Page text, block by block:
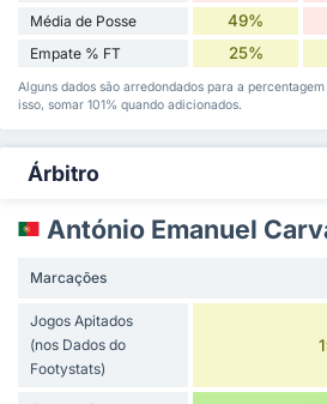
Média de Posse 49%
Empate % FT 25%
Alguns dados são arredondados para a
isso, somar 101% quando adicionados.
Árbitro
António Emanuel
Marcações
Jogos Apitados
(nos Dados do
Footystats)